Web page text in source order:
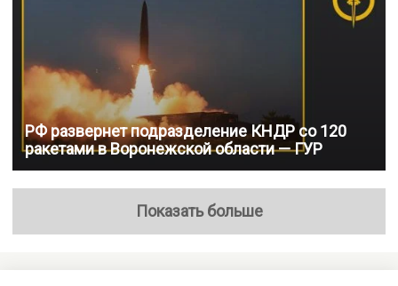
РФ развернет подразделение КНДР со 120
ракетами в Воронежской области — ГУР
Показать больше